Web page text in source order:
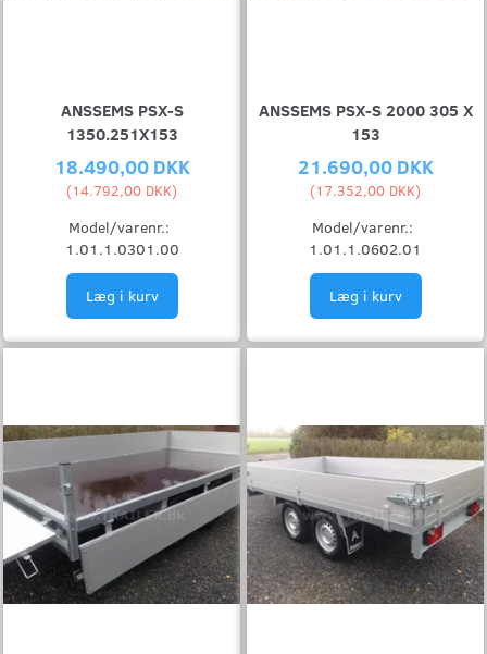
ANSSEMS PSX-S
1350.251X153
18.490,00 DKK
(14.792,00 DKK)
Model/varenr.:
1.01.1.0301.00
Læg i kurv
ANSSEMS PSX-S 2000 305 X
153
21.690,00 DKK
(17.352,00 DKK)
Model/varenr.:
1.01.1.0602.01
Læg i kurv